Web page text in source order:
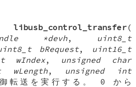
libusb_control_transfer(
*devh, uint8_t
bRequest, uint16_t
wIndex, unsigned char
wLength, unsigned int
転送を実行する。 0 から